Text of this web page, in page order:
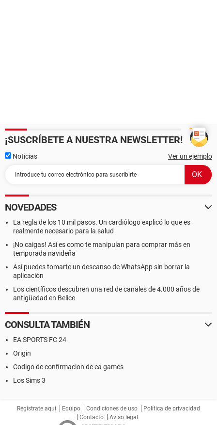
¡SUSCRÍBETE A NUESTRA NEWSLETTER!
Noticias Ver un ejemplo
NOVEDADES
La regla de los 10 mil pasos. Un cardiólogo explicó lo que es
realmente necesario para la salud
¡No caigas! Así es como te manipulan para comprar más en
temporada navideña
Así puedes tomarte un descanso de WhatsApp sin borrar la
aplicación
Los científicos descubren una red de canales de 4.000 años de
antigüedad en Belice
CONSULTA TAMBIÉN
EA SPORTS FC 24
Origin
Codigo de confirmacion de ea games
Los Sims 3
Regístrate aquí Equipo Condiciones de uso
Política de privacidad
Contacto
Aviso legal